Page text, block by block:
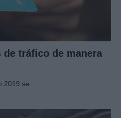
de tráfico de manera
2019 se…